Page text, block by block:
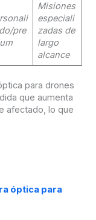
pre
Misiones
especiali
zadas de
largo
alcance
para drones
que aumenta
afectado, lo que
óptica para